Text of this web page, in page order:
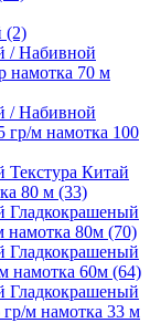
(2)
/ Набивной
намотка 70 м
/ Набивной
гр/м намотка 100
Китай
80 м (33)
намотка 80м (70)
намотка 60м (64)
м намотка 33 м